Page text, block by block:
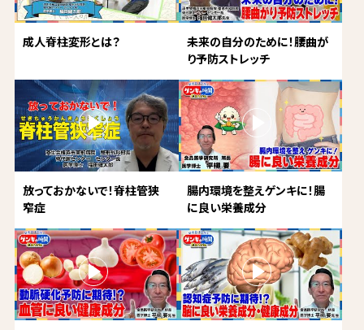
成人脊柱変形とは？
未来の自分のために！腰曲が
り予防ストレッチ
放っておかないで！脊柱管狭
窄症
腸内環境を整えゲンキに！腸
に良い栄養成分